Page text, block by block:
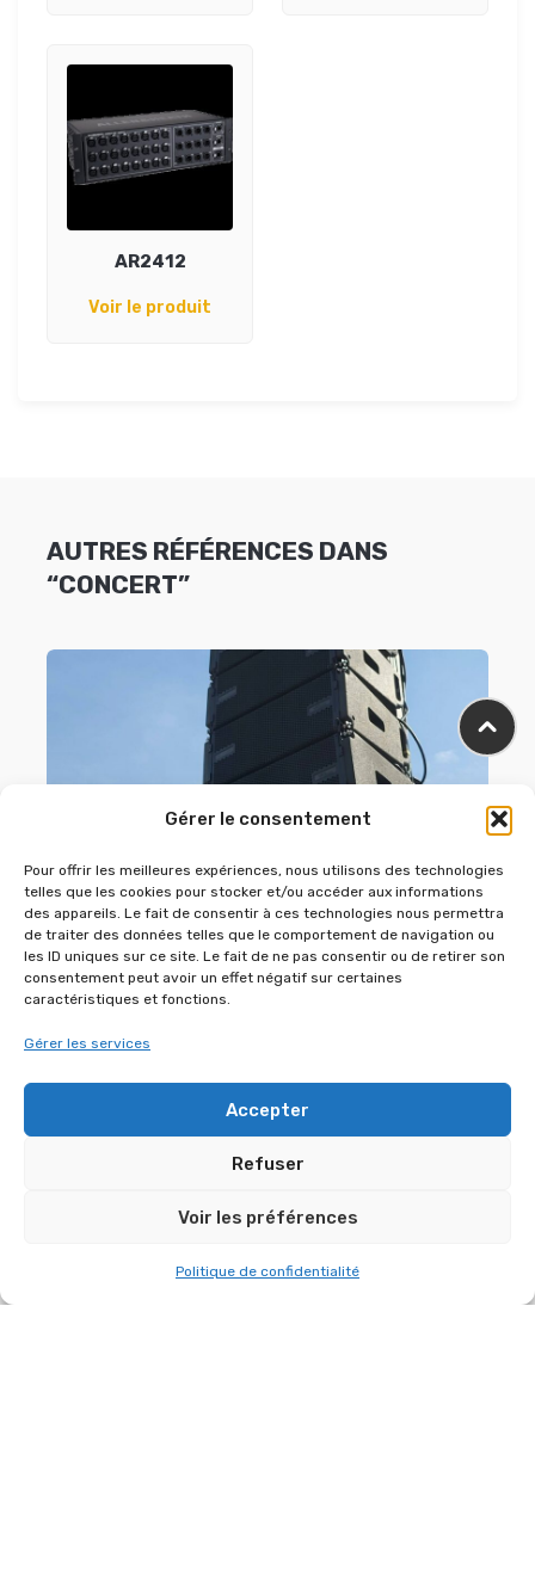
Gérer le consentement
Pour offrir les meilleures expériences, nous utilisons des technologies
telles que les cookies pour stocker et/ou accéder aux informations
des appareils. Le fait de consentir à ces technologies nous permettra
de traiter des données telles que le comportement de navigation ou
les ID uniques sur ce site. Le fait de ne pas consentir ou de retirer son
consentement peut avoir un effet négatif sur certaines
caractéristiques et fonctions.
Gérer les services
Accepter
Refuser
Voir les préférences
Politique de confidentialité
AR2412
Voir le produit
AUTRES RÉFÉRENCES DANS
“CONCERT”
LE 14 JUILLET 2026 – LES CLAYES-SOUS-
BOIS
14 juillet 2026